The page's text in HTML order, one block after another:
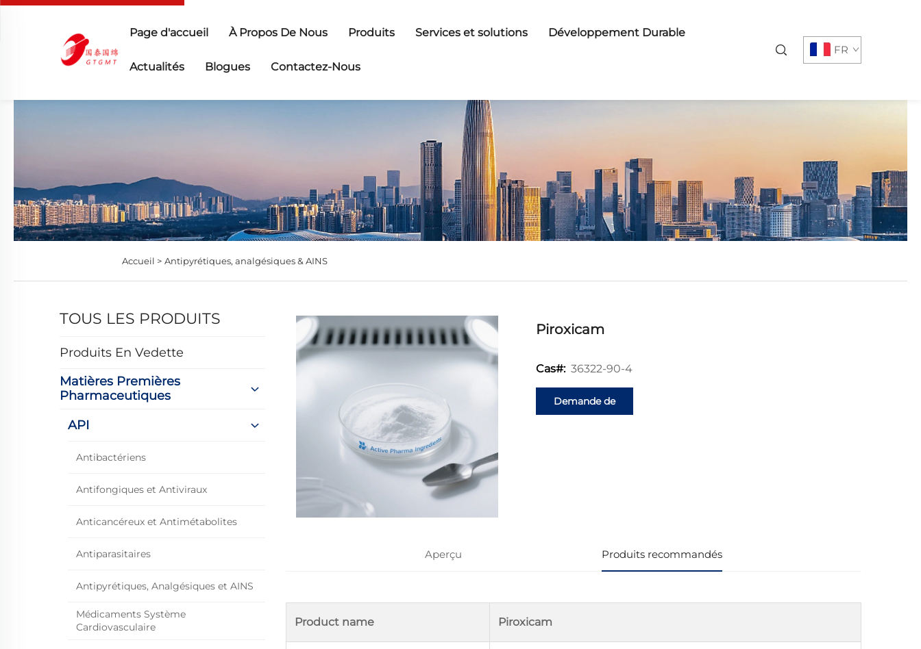
Page d'accueil À Propos De Nous Produits Services et solutions Développement Durable
Actualités Blogues Contactez-Nous
FR
Accueil > Antipyrétiques, analgésiques & AINS
TOUS LES PRODUITS
Produits En Vedette
Matières Premières
Pharmaceutiques
API
Antibactériens
Antifongiques et Antiviraux
Anticancéreux et Antimétabolites
Antiparasitaires
Antipyrétiques, Analgésiques et AINS
Médicaments Système
Cardiovasculaire
Piroxicam
Cas#: 36322-90-4
Demande de
Aperçu Produits recommandés
Product name Piroxicam